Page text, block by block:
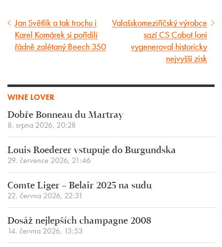
Předcházející
článek
Jan Světlík a tak trochu i
Karel Komárek si pořídili
řádně zalétaný Beech 350
Následující
článek
Valašskomeziříčský výrobce
sazí CS Cabot loni
vygeneroval historicky
nejvyšší zisk
WINE LOVER
Dobře Bonneau du Martray
8. srpna 2026, 20:28
Louis Roederer vstupuje do Burgundska
29. července 2026, 21:46
Comte Liger – Belair 2025 na sudu
22. června 2026, 22:31
Dosáž nejlepších champagne 2008
14. června 2026, 13:53